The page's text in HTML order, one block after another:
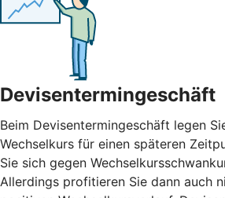
Devisentermingeschäft
Beim Devisentermingeschäft legen
Wechselkurs für einen späteren
Sie sich gegen
Allerdings profitieren Sie dann auch